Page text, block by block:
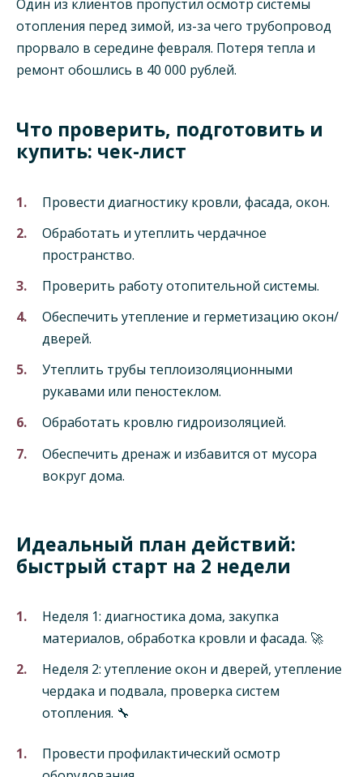
Один из клиентов пропустил осмотр системы
отопления перед зимой, из-за чего трубопровод
прорвало в середине февраля. Потеря тепла и
ремонт обошлись в 40 000 рублей.
Что проверить, подготовить и
купить: чек-лист
Провести диагностику кровли, фасада, окон.
Обработать и утеплить чердачное
пространство.
Проверить работу отопительной системы.
Обеспечить утепление и герметизацию окон/
дверей.
Утеплить трубы теплоизоляционными
рукавами или пеностеклом.
Обработать кровлю гидроизоляцией.
Обеспечить дренаж и избавится от мусора
вокруг дома.
Идеальный план действий:
быстрый старт на 2 недели
Неделя 1: диагностика дома, закупка
материалов, обработка кровли и фасада. 🚀
Неделя 2: утепление окон и дверей, утепление
чердака и подвала, проверка систем
отопления. 🔧
Провести профилактический осмотр